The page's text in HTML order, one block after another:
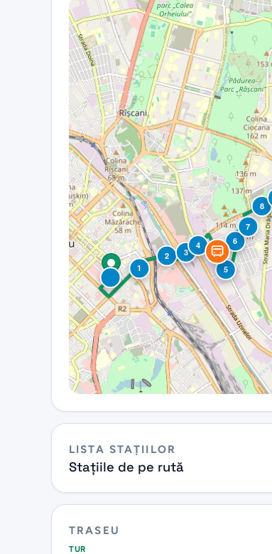
1
2 3
4
5
6
7
8
LISTA STAȚIILOR
Stațiile de pe rută
TRASEU
TUR